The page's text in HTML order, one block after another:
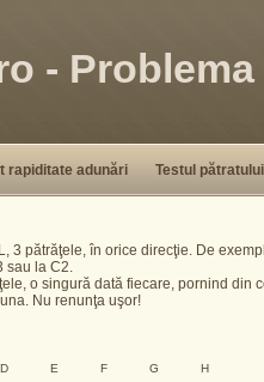
-
rapiditate adunări Testul
3 pătrăţele, în orice direcţie. De
sau la C2.
o singură dată fiecare, pornind din
Nu renunţa uşor!
D E F G H